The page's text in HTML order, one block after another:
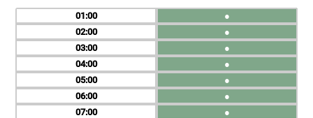
01
02
03
04
05
06
07
●
●
●
●
●
●
●